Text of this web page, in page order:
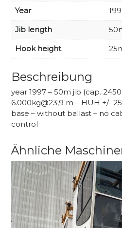
Year
Jib length
Hook height
Beschreibung
year 1997 – 50m jib (cap.
6.000kg@23,9 m – HUH +/-
base – without ballast – no
control
Ähnliche